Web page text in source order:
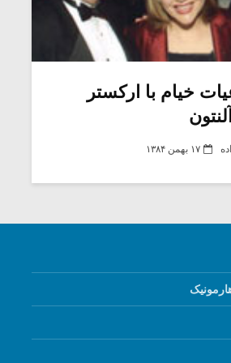
خیام با ارکستر
۱۷ بهمن ۱۳۸۴